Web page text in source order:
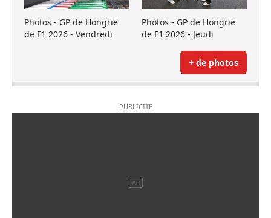
Photos - GP de Hongrie
de F1 2026 - Vendredi
Photos - GP de Hongrie
de F1 2026 - Jeudi
+ de photos